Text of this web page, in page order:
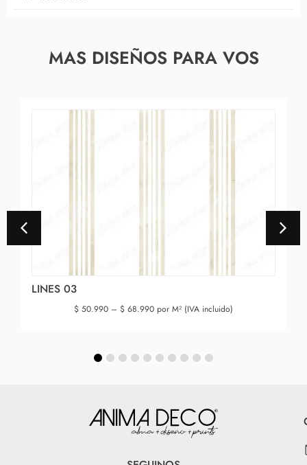
MAS DISEÑOS PARA VOS
LINES 03
$ 50.990 – $ 68.990 por M² (IVA incluido)